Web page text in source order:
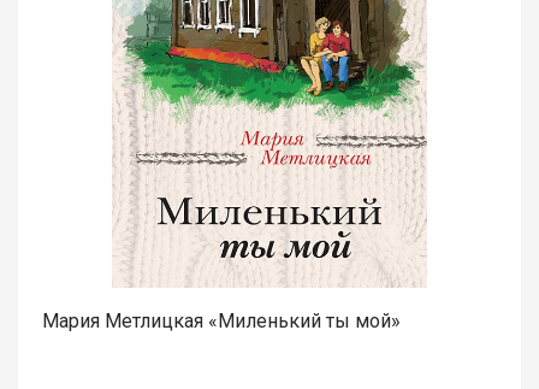
Мария Метлицкая «Миленький ты мой»